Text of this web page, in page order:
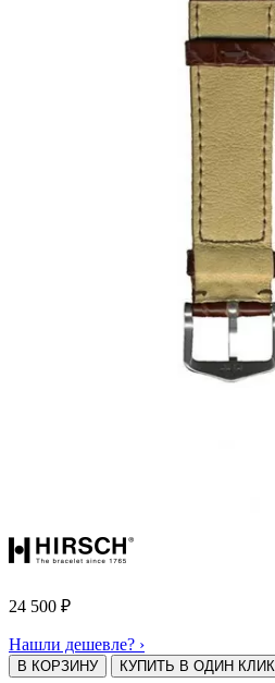
24 500 ₽
Нашли дешевле? ›
В КОРЗИНУ КУПИТЬ В ОДИН КЛИК